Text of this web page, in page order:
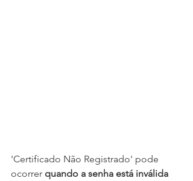
'Certificado Não Registrado' pode
ocorrer quando a senha está inválida